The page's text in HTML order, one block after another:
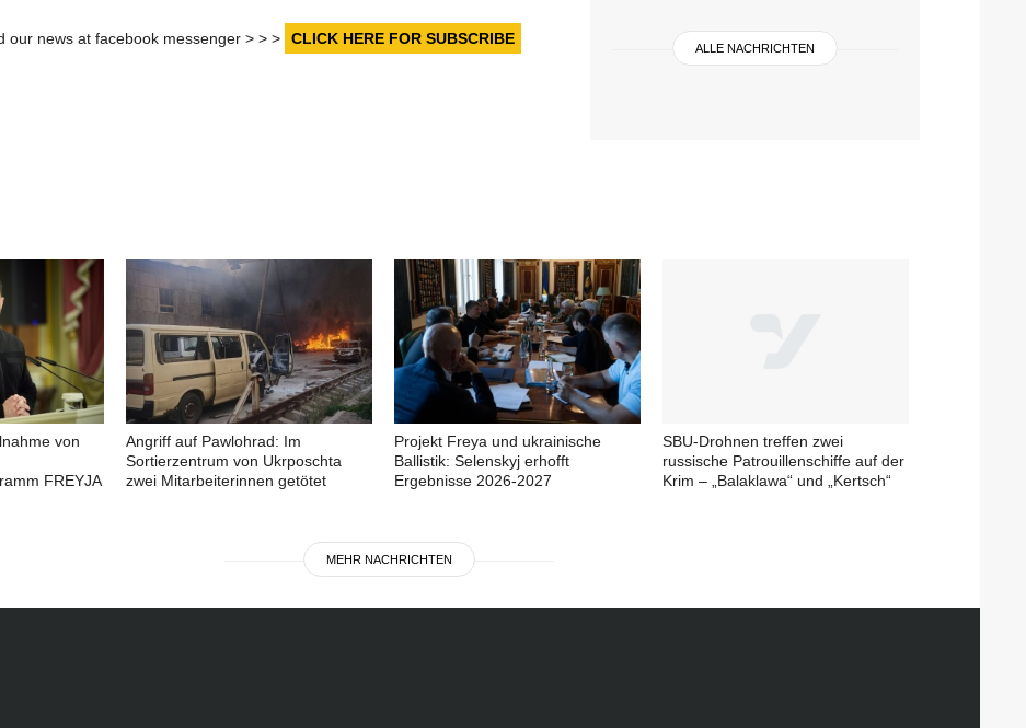
ALLE NACHRICHTEN
our news at facebook messenger > > > CLICK HERE FOR SUBSCRIBE
von
FREYJA
Angriff auf Pawlohrad: Im
Sortierzentrum von Ukrposchta
zwei Mitarbeiterinnen getötet
Projekt Freya und ukrainische
Ballistik: Selenskyj erhofft
Ergebnisse 2026-2027
SBU-Drohnen treffen zwei
russische Patrouillenschiffe auf der
Krim – „Balaklawa“ und „Kertsch“
MEHR NACHRICHTEN